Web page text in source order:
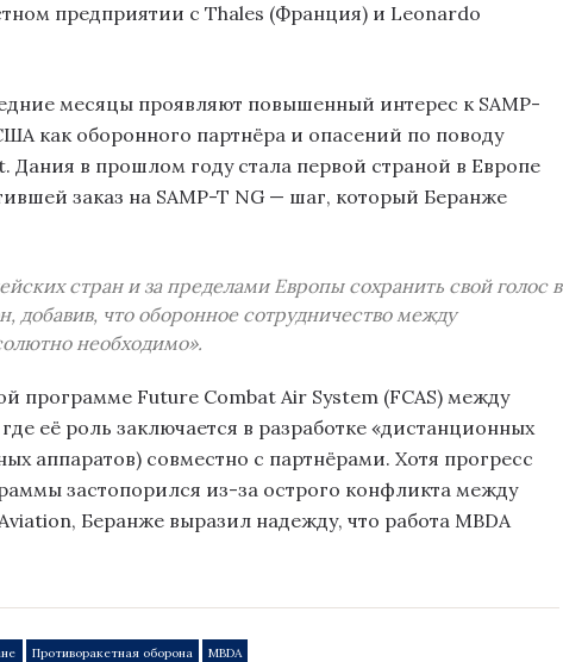
предприятии с Thales (Франция) и Leonardo
месяцы проявляют повышенный интерес к SAMP-
как оборонного партнёра и опасений по поводу
Дания в прошлом году стала первой страной в Европе
заказ на SAMP-T NG — шаг, который Беранже
стран и за пределами Европы сохранить свой голос в
добавив, что оборонное сотрудничество между
необходимо».
программе Future Combat Air System (FCAS) между
её роль заключается в разработке «дистанционных
аппаратов) совместно с партнёрами. Хотя прогресс
застопорился из-за острого конфликта между
Беранже выразил надежду, что работа MBDA
Противоракетная оборона MBDA